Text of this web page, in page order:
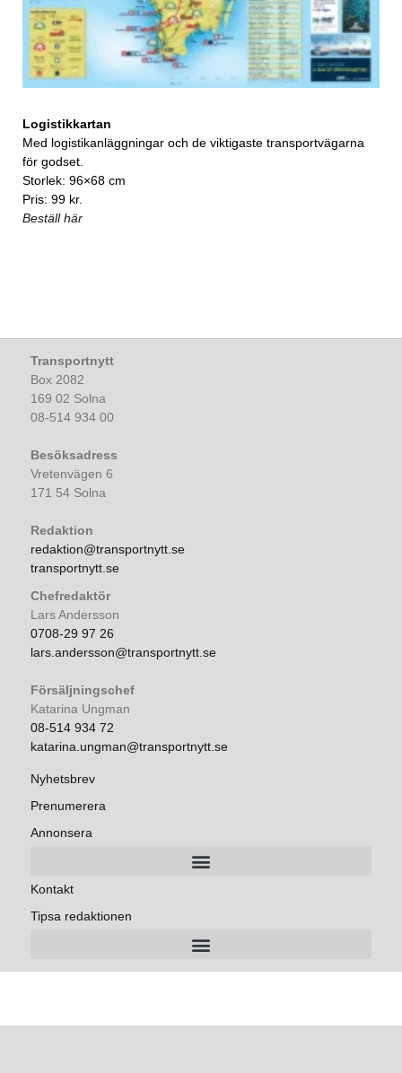
Logistikkartan
Med logistikanläggningar och de viktigaste transportvägarna
för godset.
Storlek: 96×68 cm
Pris: 99 kr.
Beställ här
Transportnytt
Box 2082
169 02 Solna
08-514 934 00
Besöksadress
Vretenvägen 6
171 54 Solna
Redaktion
redaktion@transportnytt.se
transportnytt.se
Chefredaktör
Lars Andersson
0708-29 97 26
lars.andersson@transportnytt.se
Försäljningschef
Katarina Ungman
08-514 934 72
katarina.ungman@transportnytt.se
Nyhetsbrev
Prenumerera
Annonsera
Kontakt
Tipsa redaktionen